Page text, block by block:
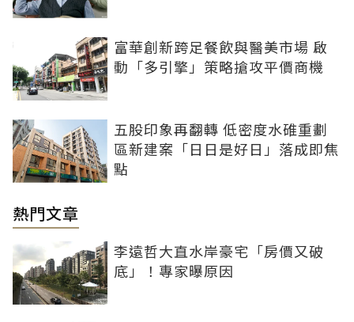
富華創新跨足餐飲與醫美市場 啟
動「多引擎」策略搶攻平價商機
五股印象再翻轉 低密度水碓重劃
區新建案「日日是好日」落成即焦
點
熱門文章
李遠哲大直水岸豪宅「房價又破
底」！專家曝原因